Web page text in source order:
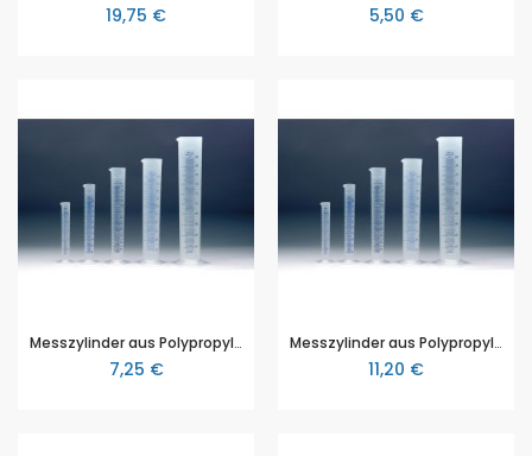
19,75 € 5,50 €
Messzylinder aus Polypropylen (PP), 100 ml, mit blauer aufgedruckter Skala, Vitlab Qualität
7,25 €
Messzylinder aus Polypropylen (PP), 250 ml, mit blauer aufgedruckter Skala, Vitlab Qualität
11,20 €